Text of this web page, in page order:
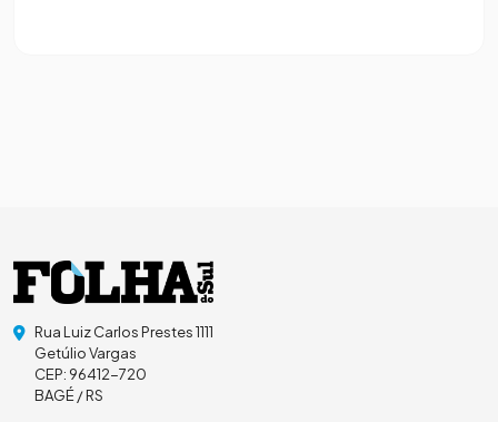
Rua Luiz Carlos Prestes 1111
Getúlio Vargas
CEP: 96412-720
BAGÉ / RS